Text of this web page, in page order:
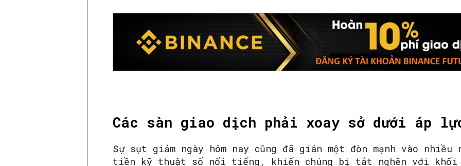
Các sàn giao dịch phải xoay sở dưới áp
Sự sụt giảm ngày hôm nay cũng đã gián một đòn mạnh vào
tiền kỹ thuật số nổi tiếng, khiến chúng bị tắt nghẽn với